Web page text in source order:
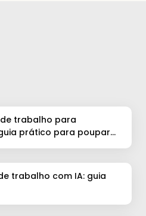
trabalho para
prático para poupar
trabalho com IA: guia